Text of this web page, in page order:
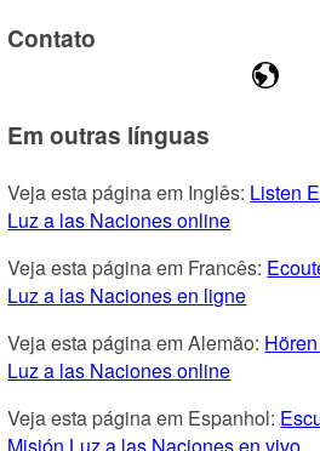
Contato
Em outras línguas
Veja esta página em Inglês: Listen
Luz a las Naciones online
Veja esta página em Francês:
Luz a las Naciones en ligne
Veja esta página em Alemão:
Luz a las Naciones online
Veja esta página em Espanhol:
Misión Luz a las Naciones en vivo